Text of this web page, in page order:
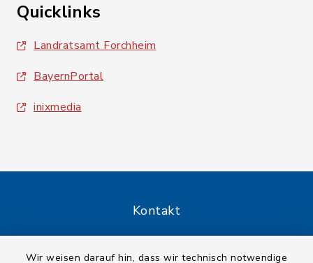
Wir weisen darauf hin, dass wir technisch notwendige
Quicklinks
Landratsamt Forchheim
BayernPortal
inixmedia
Kontakt